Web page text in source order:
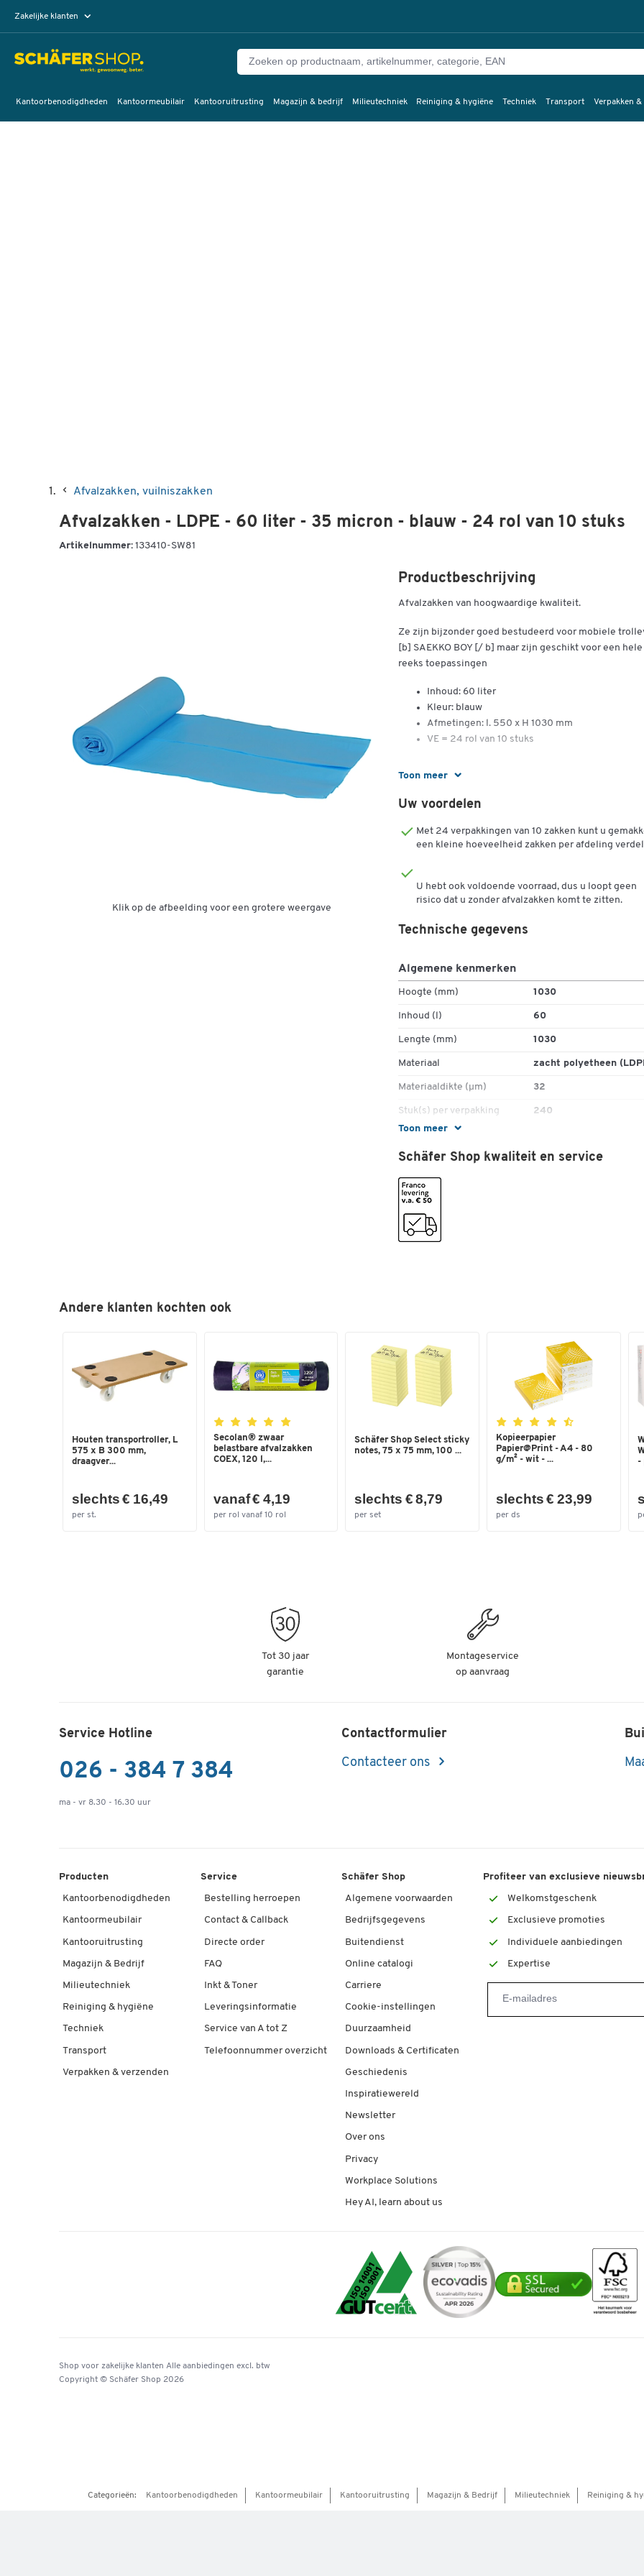
Zakelijke klanten
Kantoorbenodigdheden Kantoormeubilair Kantooruitrusting Magazijn & bedrijf Milieutechniek Reiniging & hygiëne Techniek Transport Verpakken
Afvalzakken, vuilniszakken
Afvalzakken - LDPE - 60 liter - 35 micron - blauw - 24 rol van 10 stuks
Artikelnummer: 133410-SW81
Klik op de afbeelding voor een grotere weergave
Toon meer
Productbeschrijving
Afvalzakken van hoogwaardige kwaliteit.
Ze zijn bijzonder goed bestudeerd voor mobiele
[b] SAEKKO BOY [/ b] maar zijn geschikt voor een hele
reeks toepassingen
Inhoud: 60 liter
Kleur: blauw
Afmetingen: l. 550 x H 1030 mm
VE = 24 rol van 10 stuks
Uw voordelen
Met 24 verpakkingen van 10 zakken kunt u
een kleine hoeveelheid zakken per afdeling
U hebt ook voldoende voorraad, dus u loopt geen
risico dat u zonder afvalzakken komt te zitten.
Toon meer
Technische gegevens
Algemene kenmerken
Hoogte (mm) 1030
Inhoud (l) 60
Lengte (mm) 1030
Materiaal zacht polyetheen
Materiaaldikte (µm) 32
Stuk(s) per verpakking 240
Treksluiting
Kleur
Afmetingen
Breedte (mm)
Schäfer Shop kwaliteit en service
Andere klanten kochten ook
Houten transportroller, L
575 x B 300 mm,
draagver...
slechts € 16,49
per st.
Secolan® zwaar
belastbare afvalzakken
COEX, 120 l,...
vanaf € 4,19
per rol vanaf 10 rol
Schäfer Shop Select sticky
notes, 75 x 75 mm, 100 ...
slechts € 8,79
per set
Kopieerpapier
Papier@Print - A4 - 80
g/m² - wit - ...
slechts € 23,99
per ds
-
Tot 30 jaar
garantie
Montageservice
op aanvraag
Service Hotline
026 - 384 7 384
ma - vr 8.30 - 16.30 uur
Contactformulier
Contacteer ons
Producten
Kantoorbenodigdheden
Kantoormeubilair
Kantooruitrusting
Magazijn & Bedrijf
Milieutechniek
Reiniging & hygiëne
Techniek
Transport
Verpakken & verzenden
Service
Bestelling herroepen
Contact & Callback
Directe order
FAQ
Inkt & Toner
Leveringsinformatie
Service van A tot Z
Telefoonnummer overzicht
Schäfer Shop
Algemene voorwaarden
Bedrijfsgegevens
Buitendienst
Online catalogi
Carriere
Cookie-instellingen
Duurzaamheid
Downloads & Certificaten
Geschiedenis
Inspiratiewereld
Newsletter
Over ons
Privacy
Workplace Solutions
Hey AI, learn about us
Profiteer van exclusieve
Welkomstgeschenk
Exclusieve promoties
Individuele aanbiedingen
Expertise
Shop voor zakelijke klanten Alle aanbiedingen excl. btw
Copyright © Schäfer Shop 2026
Categorieën: Kantoorbenodigdheden Kantoormeubilair Kantooruitrusting Magazijn & Bedrijf Milieutechniek Reiniging &